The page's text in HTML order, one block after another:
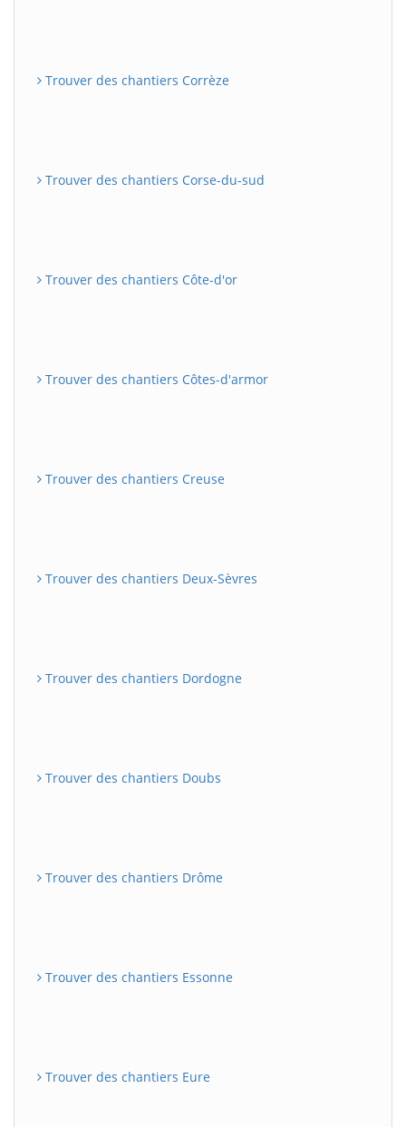
Trouver des chantiers Corrèze
Trouver des chantiers Corse-du-sud
Trouver des chantiers Côte-d'or
Trouver des chantiers Côtes-d'armor
Trouver des chantiers Creuse
Trouver des chantiers Deux-Sèvres
Trouver des chantiers Dordogne
Trouver des chantiers Doubs
Trouver des chantiers Drôme
Trouver des chantiers Essonne
Trouver des chantiers Eure